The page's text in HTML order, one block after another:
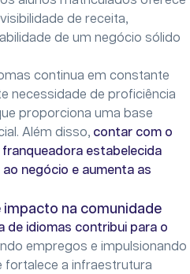
de receita,
de um negócio sólido
continua em constante
necessidade de proficiência
proporciona uma base
Além disso, contar com o
estabelecida
negócio e aumenta as
impacto na comunidade
de idiomas contribui para o
empregos e impulsionando
fortalece a infraestrutura